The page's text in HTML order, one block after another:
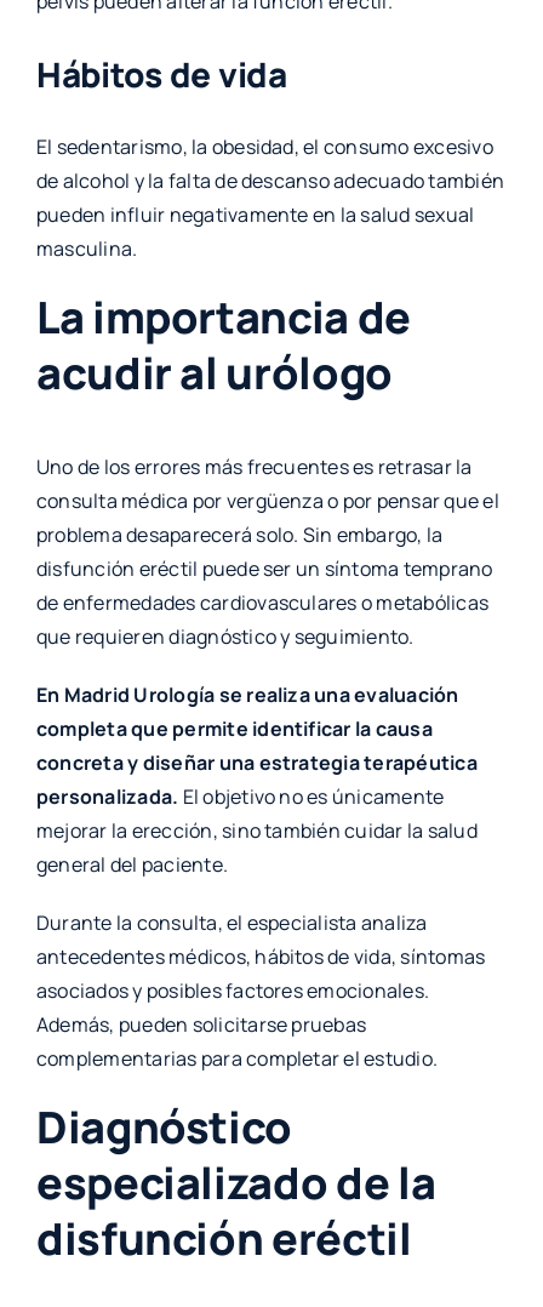
Hábitos de vida
El sedentarismo, la obesidad, el consumo excesivo
de alcohol y la falta de descanso adecuado también
pueden influir negativamente en la salud sexual
masculina.
La importancia de
acudir al urólogo
Uno de los errores más frecuentes es retrasar la
consulta médica por vergüenza o por pensar que el
problema desaparecerá solo. Sin embargo, la
disfunción eréctil puede ser un síntoma temprano
de enfermedades cardiovasculares o metabólicas
que requieren diagnóstico y seguimiento.
En Madrid Urología se realiza una evaluación
completa que permite identificar la causa
concreta y diseñar una estrategia terapéutica
personalizada. El objetivo no es únicamente
mejorar la erección, sino también cuidar la salud
general del paciente.
Durante la consulta, el especialista analiza
antecedentes médicos, hábitos de vida, síntomas
asociados y posibles factores emocionales.
Además, pueden solicitarse pruebas
complementarias para completar el estudio.
Diagnóstico
especializado de la
disfunción eréctil